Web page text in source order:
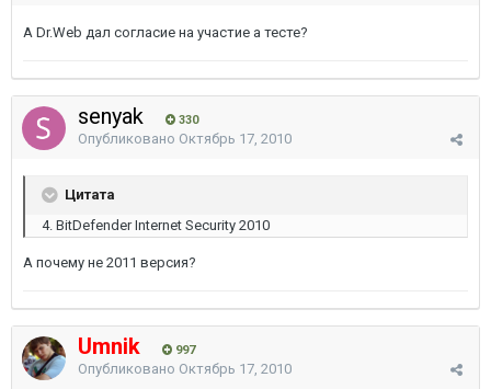
А Dr.Web дал согласие на участие а тесте?
senyak 330
Опубликовано Октябрь 17, 2010
Цитата
4. BitDefender Internet Security 2010
А почему не 2011 версия?
Umnik 997
Опубликовано Октябрь 17, 2010